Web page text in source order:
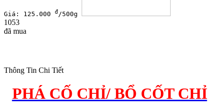
Giá: 125.000 đ/500g
1053
đã mua
Thông Tin Chi Tiết
PHÁ CỐ CHỈ/ BỔ CỐT CHỈ